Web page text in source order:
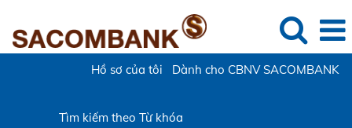
Hồ sơ của tôi Dành cho CBNV SACOMBANK
Tìm kiếm theo Từ khóa